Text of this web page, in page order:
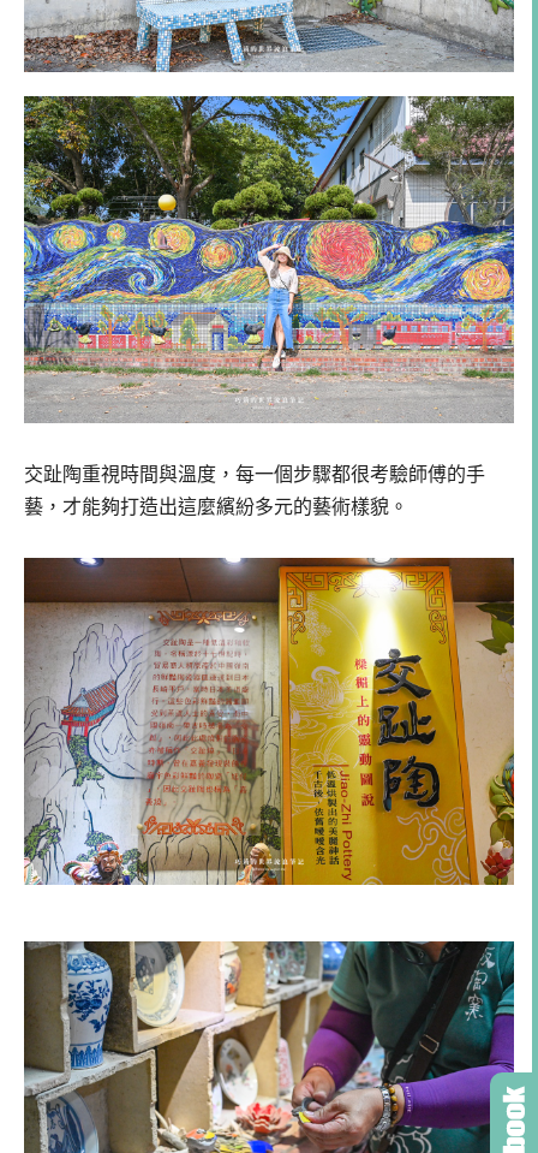
交趾陶重視時間與溫度，每一個步驟都很考驗師傅的手
藝，才能夠打造出這麼繽紛多元的藝術樣貌。